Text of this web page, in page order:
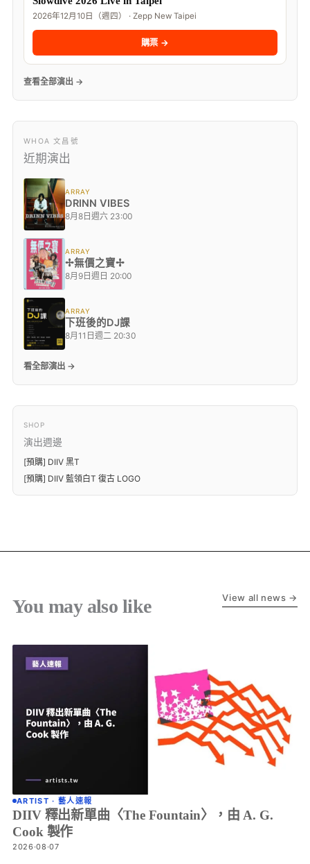
2026年12月10日（週四） · Zepp New Taipei
購票 →
查看全部演出 →
WHOA 文昌號
近期演出
ARRAY
DRINN VIBES
8月8日週六 23:00
ARRAY
✢無價之寶✢
8月9日週日 20:00
ARRAY
下班後的DJ課
8月11日週二 20:30
看全部演出 →
SHOP
演出週邊
[預購] DIIV 黑T
[預購] DIIV 藍領白T 復古 LOGO
You may also like View all news →
ARTIST · 藝人速報
DIIV 釋出新單曲〈The Fountain〉，由 A. G.
Cook 製作
2026·08·07